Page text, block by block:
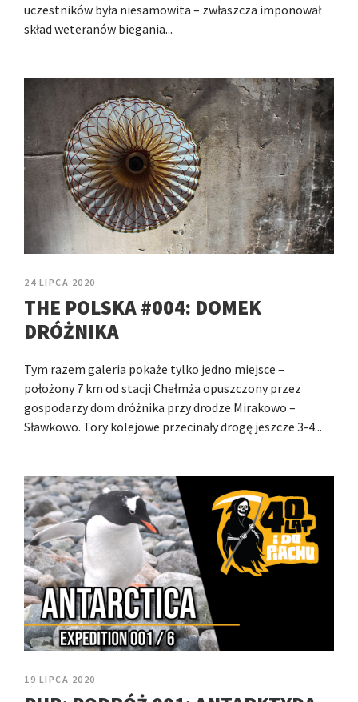
uczestników była niesamowita – zwłaszcza imponował
skład weteranów biegania...
24 LIPCA 2020
THE POLSKA #004: DOMEK
DRÓŻNIKA
Tym razem galeria pokaże tylko jedno miejsce –
położony 7 km od stacji Chełmża opuszczony przez
gospodarzy dom dróżnika przy drodze Mirakowo –
Sławkowo. Tory kolejowe przecinały drogę jeszcze 3-4...
19 LIPCA 2020